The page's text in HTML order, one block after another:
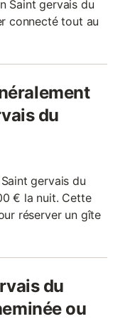
Saint gervais du
connecté tout au
du
gervais du
€ la nuit. Cette
réserver un gîte
du
ou